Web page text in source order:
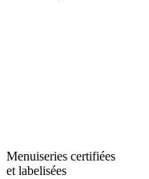
Menuiseries certifiées
et labelisées